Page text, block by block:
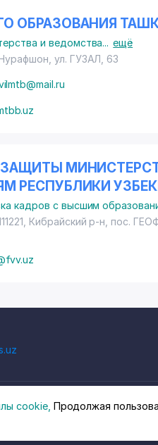
ОБРАЗОВАНИЯ
и ведомства... ещё
ул. ГУЗАЛ , 63
РЕСПУБЛИКИ
кадров с высшим
Кибрайский р-н, пос.
cookie, Продолжая